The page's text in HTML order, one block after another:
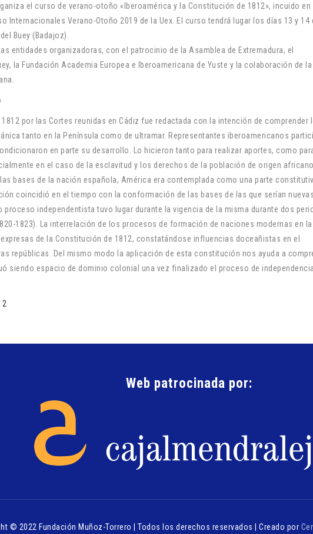
el curso de verano-otoño «Iberoamérica y la Constitución de 1812», incuido en
Internacionales Verano-Otoño 2019 de la Uex. El curso tendrá lugar los días 13 y 14
Buey (Badajoz).
entidades organizadoras, con el patrocinio de la Asamblea de Extremadura, el
la Fundación Academia Europea e Iberoamericana de Yuste y la colaboración de la
1812 por las Cortes reunidas en Cádiz fue redactada con la intención de comprender
tanto en la Península como de ultramar. Representantes iberoamericanos
en parte su desarrollo. Lo hicieron tanto para realizar aportes, como
en el caso de la esclavitud y los derechos de la población de origen
bases de la nación española, América era contemplada como una parte
coincidió en el tiempo con la conformación de las bases de las que serían
proceso independentista tuvo lugar durante la vigencia de la misma durante dos
1823). La interrelación de los procesos de formación de naciones modernas en
de la Constitución de 1812, constatándose influencias doceañistas en el
repúblicas. Del mismo modo la aplicación de esta constitución nos ayuda a
siendo espacio de dominio colonial una vez finalizado el proceso de
Web patrocinada por:
© 2022 Fundación Muñoz-Torrero | Todos los derechos reservados | Creado por